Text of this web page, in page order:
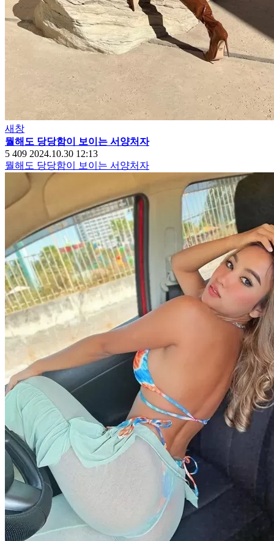
새창
뭘해도 당당함이 보이는 서양처자
5 409 2024.10.30 12:13
뭘해도 당당함이 보이는 서양처자